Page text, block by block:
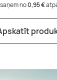
no0,95 €